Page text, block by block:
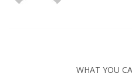
WHAT YOU